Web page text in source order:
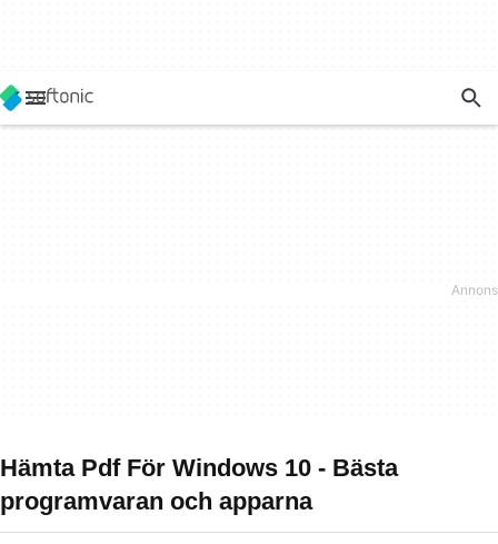
Hämta Pdf För Windows 10 - Bästa
programvaran och apparna